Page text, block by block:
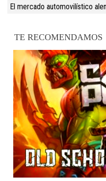
El mercado automovilístico
TE RECOMENDAMOS